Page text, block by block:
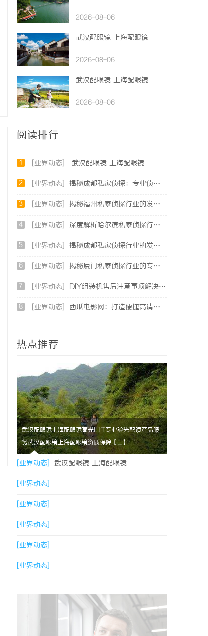
2026-08-06
武汉配眼镜 上海配眼镜
2026-08-06
武汉配眼镜 上海配眼镜
2026-08-06
阅读排行
1 [业界动态] 武汉配眼镜 上海配眼镜
2 [业界动态] 揭秘成都私家侦探：专业侦查服务助您解心中疑惑
3 [业界动态] 揭秘福州私家侦探行业的发展与实际应用全解析
4 [业界动态] 深度解析哈尔滨私家侦探行业的发展与应用现状
5 [业界动态] 揭秘成都私家侦探行业的发展与应用前景分析
6 [业界动态] 揭秘厦门私家侦探行业的专业服务与发展趋势
7 [业界动态] DIY组装机售后注意事项解决方案
8 [业界动态] 西瓜电影网：打造便捷高清影视观看新体验
热点推荐
武汉配眼镜上海配眼镜暮光ILIT专业验光配镜产品服
务武汉配眼镜上海配眼镜资质保障【....】
[业界动态] 武汉配眼镜 上海配眼镜
[业界动态]
[业界动态]
[业界动态]
[业界动态]
[业界动态]